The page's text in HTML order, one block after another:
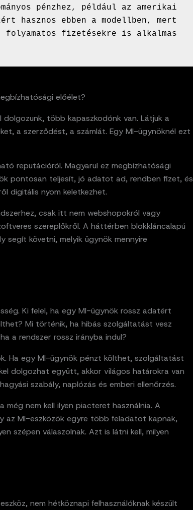
pénzhez, például az amerikai
hasznos ebben a modellben, mert
folyamatos fizetésekre is alkalmas
előélet?
több kapaszkodónk van. Látjuk a
a szerződést, a számlát. Egy MI-ügynöknél ezt
reputációról. Magyarul ez megbízhatósági
pontosan teljesít, jó adatot ad, rendben fizet, és
digitális nyom keletkezhet.
csak itt nem webshopokról vagy
szereplőkről. A háttérben blokkláncalapú
segít követni, melyik ügynök mennyire
Ki felel, ha egy MI-ügynök rossz adatért
Mi történik, ha hibás szolgáltatást vesz
a rendszer rossz irányba indul?
Ha egy MI-ügynök pénzt költhet, szolgáltatást
dolgozhat együtt, akkor világos határokra van
szabály, naplózás és emberi ellenőrzés.
még nem kell ilyen piacteret használnia. A
az MI-eszközök egyre több feladatot kapnak,
szépen válaszolnak. Azt is látni kell, milyen
nem hétköznapi felhasználóknak készült